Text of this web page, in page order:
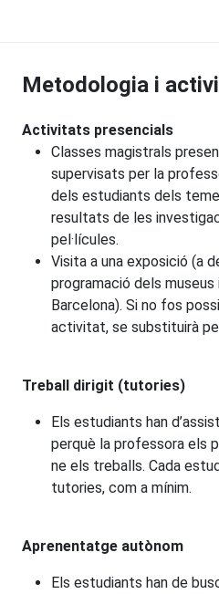
Metodologia i
Activitats presencials
Classes magistrals
supervisats per la
dels estudiants dels
resultats de les
pel·lícules.
Visita a una exposició (a
programació dels museus
Barcelona). Si no fos
activitat, se substituirà
Treball dirigit (tutories)
Els estudiants han
perquè la professora els
ne els treballs. Cada
tutories, com a mínim.
Aprenentatge autònom
Els estudiants han de